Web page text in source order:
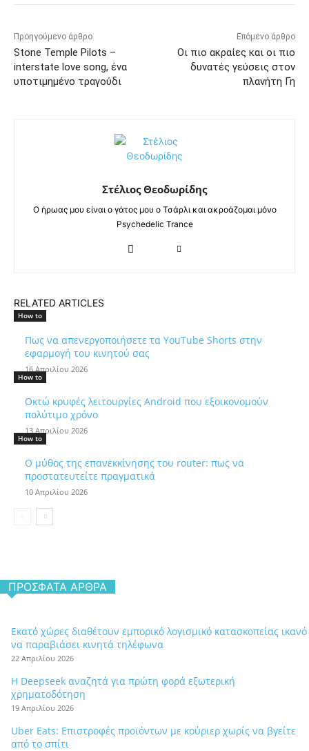
Προηγούμενο άρθρο
Stone Temple Pilots –
interstate love song, ένα
υποτιμημένο τραγούδι
Επόμενο άρθρο
Οι πιο ακραίες και οι πιο
δυνατές γεύσεις στον
πλανήτη Γη
Στέλιος Θεοδωρίδης
Ο ήρωας μου είναι ο γάτος μου ο Τσάρλι και ακροάζομαι μόνο
Psychedelic Trance
RELATED ARTICLES
How to
Πως να απενεργοποιήσετε τα YouTube Shorts στην
εφαρμογή του κινητού σας
16 Απριλίου 2026
How to
Οκτώ κρυφές λειτουργίες Android που εξοικονομούν
πολύτιμο χρόνο
13 Απριλίου 2026
How to
Ο μύθος της επανεκκίνησης του router: πως να
προστατευτείτε πραγματικά
10 Απριλίου 2026
ΠΡΌΣΦΑΤΑ ΆΡΘΡΑ
Εκατό χώρες διαθέτουν εμπορικό λογισμικό κατασκοπείας ικανό
να παραβιάσει κινητά τηλέφωνα
22 Απριλίου 2026
Η Deepseek αναζητά για πρώτη φορά εξωτερική
χρηματοδότηση
19 Απριλίου 2026
Uber Eats: Επιστροφές προϊόντων με κούριερ χωρίς να βγείτε
από το σπίτι